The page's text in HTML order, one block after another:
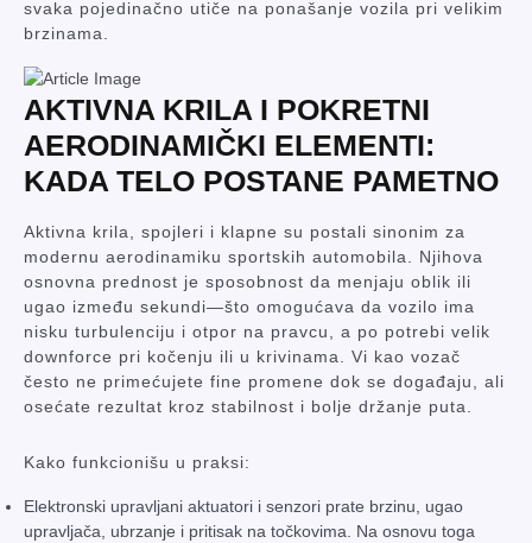
svaka pojedinačno utiče na ponašanje vozila pri velikim
brzinama.
AKTIVNA KRILA I POKRETNI
AERODINAMIČKI ELEMENTI:
KADA TELO POSTANE PAMETNO
Aktivna krila, spojleri i klapne su postali sinonim za
modernu aerodinamiku sportskih automobila. Njihova
osnovna prednost je sposobnost da menjaju oblik ili
ugao između sekundi—što omogućava da vozilo ima
nisku turbulenciju i otpor na pravcu, a po potrebi velik
downforce pri kočenju ili u krivinama. Vi kao vozač
često ne primećujete fine promene dok se događaju, ali
osećate rezultat kroz stabilnost i bolje držanje puta.
Kako funkcionišu u praksi:
Elektronski upravljani aktuatori i senzori prate brzinu, ugao
upravljača, ubrzanje i pritisak na točkovima. Na osnovu toga